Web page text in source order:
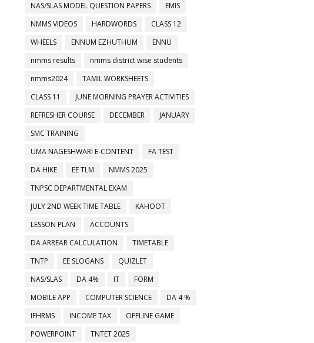
NAS/SLAS MODEL QUESTION PAPERS
EMIS
NMMS VIDEOS
HARDWORDS
CLASS 12
WHEELS
ENNUM EZHUTHUM
ENNU
nmms results
nmms district wise students
nmms2024
TAMIL WORKSHEETS
CLASS 11
JUNE MORNING PRAYER ACTIVITIES
REFRESHER COURSE
DECEMBER
JANUARY
SMC TRAINING
UMA NAGESHWARI E-CONTENT
FA TEST
DA HIKE
EE TLM
NMMS 2025
TNPSC DEPARTMENTAL EXAM
JULY 2ND WEEK TIME TABLE
KAHOOT
LESSON PLAN
ACCOUNTS
DA ARREAR CALCULATION
TIMETABLE
TNTP
EE SLOGANS
QUIZLET
NAS/SLAS
DA 4% IT
FORM
MOBILE APP
COMPUTER SCIENCE
DA 4 %
IFHRMS
INCOME TAX
OFFLINE GAME
POWERPOINT
TNTET 2025